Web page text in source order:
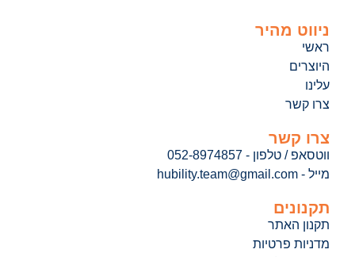
ניווט מהיר
ראשי
היוצרים
עלינו
צרו קשר
צרו קשר
ווטסאפ / טלפון - 052-8974857
מייל - hubility.team@gmail.com
תקנונים
תקנון האתר
מדניות פרטיות